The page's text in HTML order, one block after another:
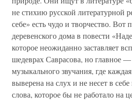
не стихию русской литературной
себе» есть чудо и творчество. Вот
деревенского дома в повести
которое неожиданно заставляет
шедеврах Саврасова, но главное
музыкального звучания, где
выверена на слух и не несет в
слова, которое бы не работало на